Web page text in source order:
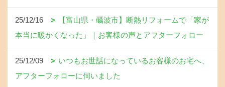
25/12/16
【富山県・礪波市】断熱リフォームで「家が
本当に暖かくなった」｜お客様の声とアフターフォロー
25/12/09
いつもお世話になっているお客様のお宅へ、
アフターフォローに伺いました